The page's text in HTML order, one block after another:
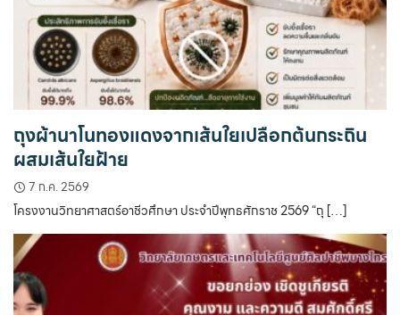
ถุงผ้านาโนทองแดงจากเส้นใยเปลือกต้นกระถิน
ผสมเส้นใยฝ้าย
7 ก.ค. 2569
โครงงานวิทยาศาสตร์อาชีวศึกษา ประจำปีพุทธศักราช 2569 “ถุ […]